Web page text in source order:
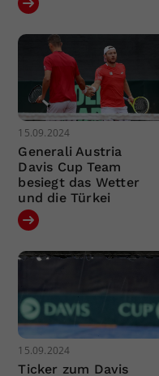
15.09.2024
Generali Austria
Davis Cup Team
besiegt das Wetter
und die Türkei
15.09.2024
Ticker zum Davis